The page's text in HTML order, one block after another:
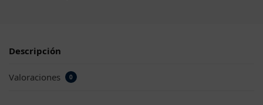
Descripción
Valoraciones 0